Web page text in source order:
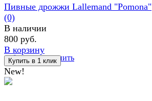
избранное сравнить
Пивные дрожжи Lallemand "Pomona"
(0)
В наличии
800 руб.
В корзину
New!